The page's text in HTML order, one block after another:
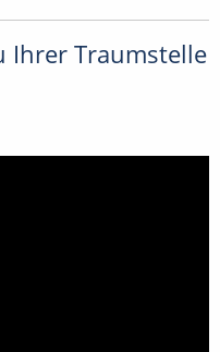
Ihrer Traumstelle